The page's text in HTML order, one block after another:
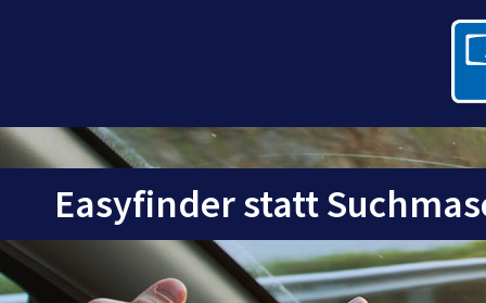
Easyfinder statt